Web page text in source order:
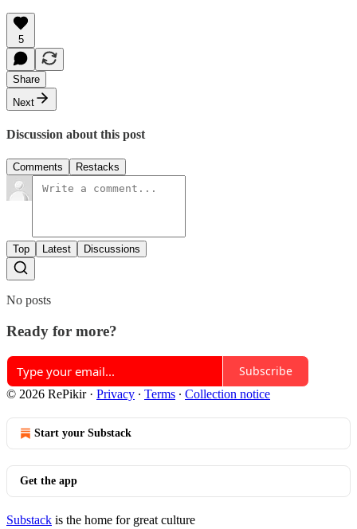
5
Share
Next
Discussion about this post
Comments Restacks
Top Latest Discussions
No posts
Ready for more?
Subscribe
© 2026 RePikir· Privacy ∙ Terms ∙ Collection notice
Start your Substack
Get the app
Substack is the home for great culture